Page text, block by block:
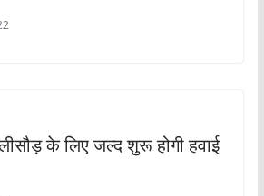
के लिए जल्द शुरू होगी हवाई